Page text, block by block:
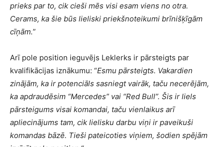
prieks par to, cik cieši mēs visi esam viens no otra.
Cerams, ka šie būs lieliski priekšnoteikumi brīnišķīgām
cīņām.”
Arī pole position ieguvējs Leklerks ir pārsteigts par
kvalifikācijas iznākumu: “Esmu pārsteigts. Vakardien
zinājām, ka ir potenciāls sasniegt vairāk, taču necerējām,
ka apdraudēsim “Mercedes” vai “Red Bull”. Šis ir liels
pārsteigums visai komandai, taču vienlaikus arī
apliecinājums tam, cik lielisku darbu viņi ir paveikuši
komandas bāzē. Tieši pateicoties viņiem, šodien spējām